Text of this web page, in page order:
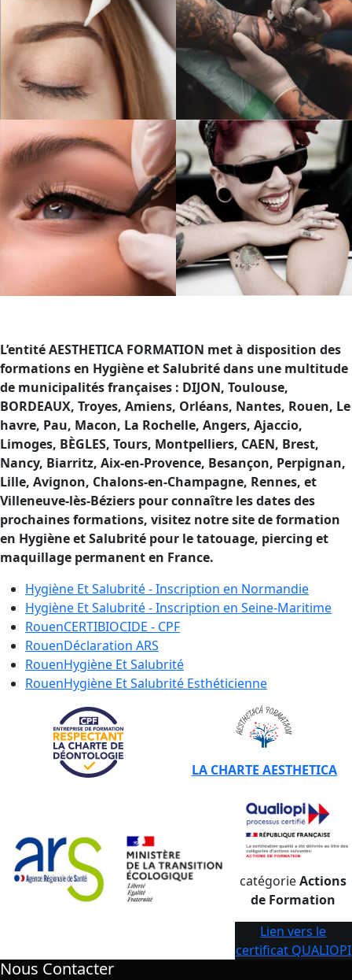
L’entité AESTHETICA FORMATION met à disposition des
formations en Hygiène et Salubrité dans une multitude
de municipalités françaises : DIJON, Toulouse,
BORDEAUX, Troyes, Amiens, Orléans, Nantes, Rouen, Le
havre, Pau, Macon, La Rochelle, Angers, Ajaccio,
Limoges, BÈGLES, Tours, Montpelliers, CAEN, Brest,
Nancy, Biarritz, Aix-en-Provence, Besançon, Perpignan,
Lille, Avignon, Chalons-en-Champagne, Rennes, et
Villeneuve-lès-Béziers pour connaître les dates des
prochaines formations, visitez notre site de formation
en Hygiène et Salubrité pour le tatouage, piercing et
maquillage permanent en France.
Hygiène Et Salubrité - Inscription en Normandie
Hygiène Et Salubrité - Inscription en Seine-Maritime
RouenCERTIBIOCIDE - CPF
RouenDéclaration ARS
RouenHygiène Et Salubrité
RouenHygiène Et Salubrité Esthéticienne
LA CHARTE AESTHETICA
catégorieActions
de Formation
Lien vers le
certificat QUALIOPI
Nous Contacter